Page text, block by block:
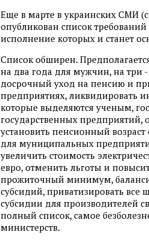
Еще в марте в украинских СМИ
опубликован список
исполнение которых и станет
Список обширен.
на два года для мужчин, на три
досрочный уход на пенсию и
предприятиях, ликвидировать
которые выделяются ученым,
государственных
установить пенсионный
для муниципальных
увеличить стоимость
евро, отменить льготы и
прожиточный минимум,
субсидий, приватизировать все
субсидии для производителей
полный список, самое
министерств.